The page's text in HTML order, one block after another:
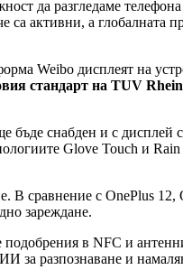
да разгледаме
активни, а глобалната
Weibo дисплеят на
стандарт на TUV
снабден и с дисплей с
Glove Touch и
В сравнение с OnePlus 12,
зареждане.
в NFC и
за разпознаване и